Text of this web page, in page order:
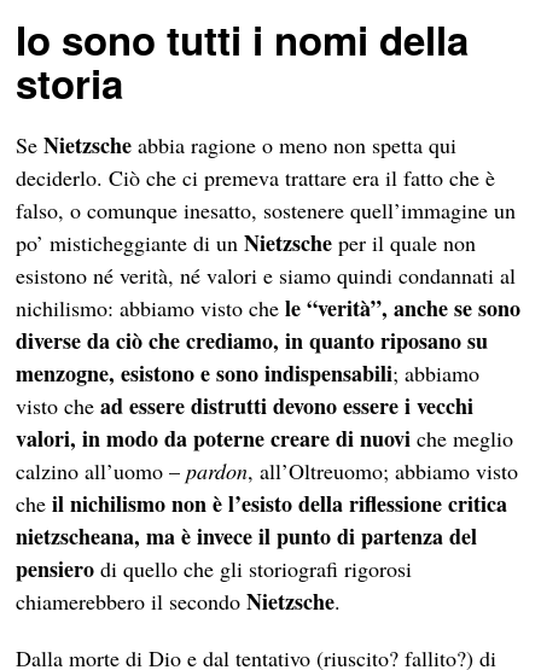
Io sono tutti i nomi della
storia
SeNietzsche abbia ragione o meno non spetta qui
deciderlo. Ciò che ci premeva trattare era il fatto che è
falso, o comunque inesatto, sostenere quell’immagine un
po’ misticheggiante di unNietzsche per il quale non
esistono né verità, né valori e siamo quindi condannati al
nichilismo: abbiamo visto chele “verità”, anche se sono
diverse da ciò che crediamo, in quanto riposano su
menzogne, esistono e sono indispensabili; abbiamo
visto chead essere distrutti devono essere i vecchi
valori, in modo da poterne creare di nuovi che meglio
calzino all’uomo –pardon, all’Oltreuomo; abbiamo visto
cheil nichilismo non è l’esisto della riflessione critica
nietzscheana, ma è invece il punto di partenza del
pensiero di quello che gli storiografi rigorosi
chiamerebbero il secondoNietzsche.
Dalla morte di Dio e dal tentativo (riuscito? fallito?) di